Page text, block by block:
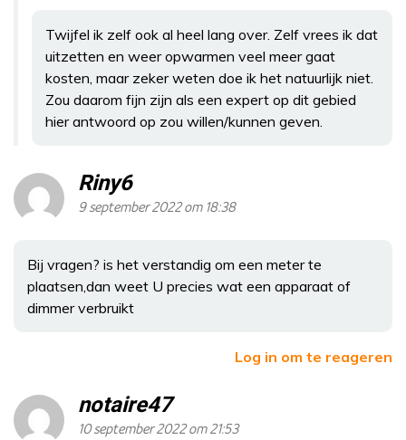
Twijfel ik zelf ook al heel lang over. Zelf vrees ik dat
uitzetten en weer opwarmen veel meer gaat
kosten, maar zeker weten doe ik het natuurlijk niet.
Zou daarom fijn zijn als een expert op dit gebied
hier antwoord op zou willen/kunnen geven.
Riny6
9 september 2022 om 18:38
Bij vragen? is het verstandig om een meter te
plaatsen,dan weet U precies wat een apparaat of
dimmer verbruikt
Log in om te reageren
notaire47
10 september 2022 om 21:53